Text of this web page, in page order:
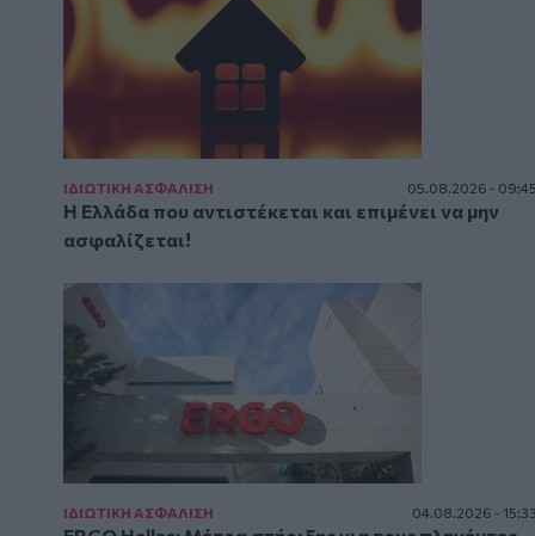
ΙΔΙΩΤΙΚΗ ΑΣΦAΛΙΣΗ 05.08.2026 - 09:45
Η Ελλάδα που αντιστέκεται και επιμένει να μην
ασφαλίζεται!
ΙΔΙΩΤΙΚΗ ΑΣΦAΛΙΣΗ 04.08.2026 - 15:33